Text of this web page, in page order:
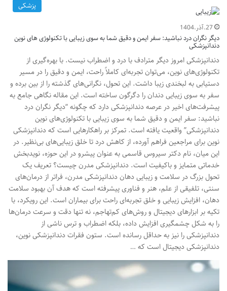
پزشکی
27.آذر.1404
دیگر نگران درد نباشید: سفر ایمن و دقیق شما به سوی زیبایی با تکنولوژی های نوین
دندانپزشکی
دندانپزشکی امروز دیگر مترادف با درد و اضطراب نیست. با بهره‌گیری از
تکنولوژی‌های نوین، می‌توان تجربه‌ای کاملاً راحت، ایمن و دقیق را در مسیر
دستیابی به لبخندی زیبا داشت. این تحول، نگرانی‌های گذشته را از بین برده و
سفر به سوی زیبایی دندان را دگرگون ساخته است. این مقاله نگاهی جامع به
پیشرفت‌های اخیر در عرصه دندانپزشکی دارد که چگونه “دیگر نگران درد
نباشید: سفر ایمن و دقیق شما به سوی زیبایی با تکنولوژی‌های نوین
دندانپزشکی” واقعیت یافته است. تمرکز بر راهکارهایی است که دندانپزشکی
نوین برای مراجعین فراهم آورده، از کاهش درد تا خلق زیبایی‌های بی‌نظیر. در
این میان، نام دکتر سیروس قاسمی به عنوان پیشرو در این حوزه، نویدبخش
خدماتی متمایز و باکیفیت است. دندانپزشکی مدرن چیست؟ تعریف یک
تحول بزرگ در سلامت و زیبایی دهان دندانپزشکی مدرن، فراتر از درمان‌های
سنتی، تلفیقی از علم، هنر و فناوری پیشرفته است که هدف آن بهبود سلامت
دهان، افزایش زیبایی و خلق تجربه‌ای راحت برای بیماران است. این رویکرد، با
تکیه بر ابزارهای دیجیتال و روش‌های کم‌تهاجم، نه تنها دقت و سرعت درمان‌ها
را به شکل چشمگیری افزایش داده، بلکه اضطراب و ترس ناشی از
دندانپزشکی را نیز به حداقل رسانده است. ستون فقرات دندانپزشکی نوین،
دندانپزشکی دیجیتال است که …